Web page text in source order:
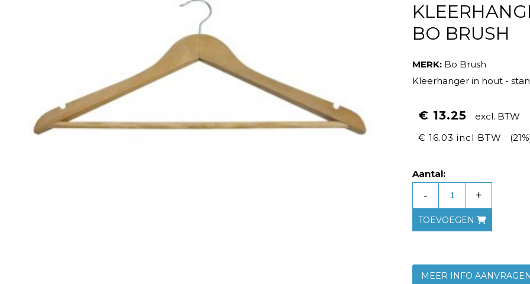
BO BRUSH
MERK: Bo Brush
Kleerhanger in hout -
€ 13.25
excl. BTW
€ 16.03 incl BTW
Aantal:
- +
TOEVOEGEN
MEER INFO AANVRAGEN